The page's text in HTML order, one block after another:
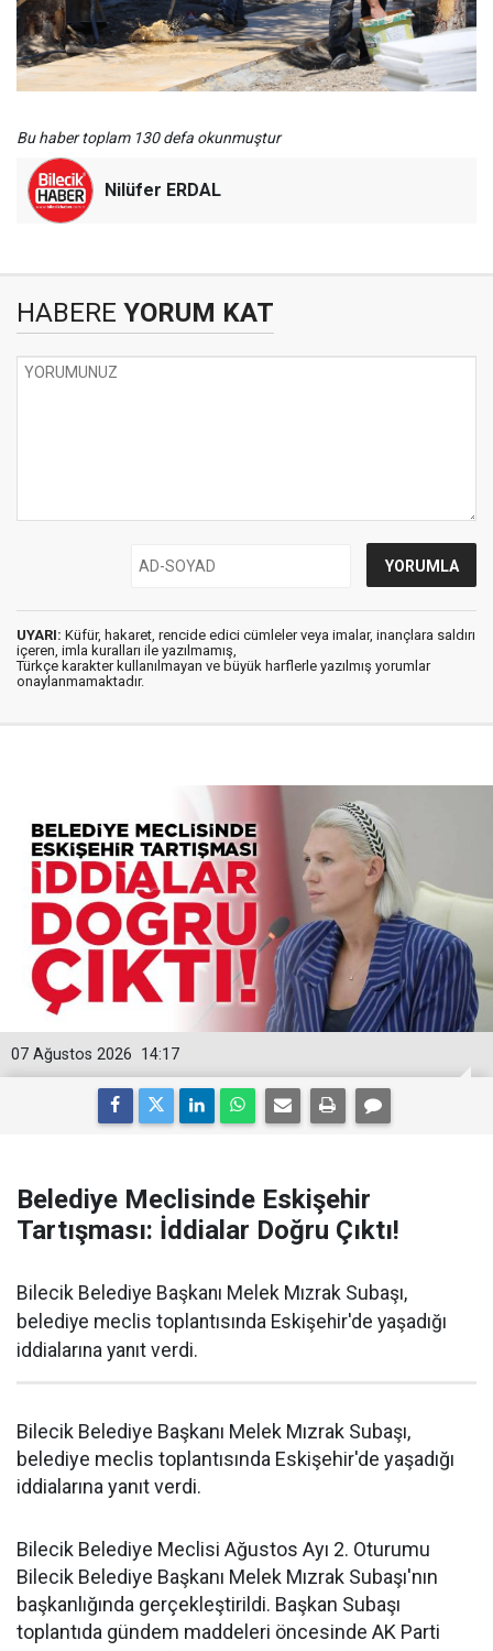
Bu haber toplam 130 defa okunmuştur
Nilüfer ERDAL
HABERE YORUM KAT
UYARI: Küfür, hakaret, rencide edici cümleler veya imalar, inançlara saldırı
içeren, imla kuralları ile yazılmamış,
Türkçe karakter kullanılmayan ve büyük harflerle yazılmış yorumlar
onaylanmamaktadır.
14:17
07 Ağustos 2026
Belediye Meclisinde Eskişehir
Tartışması: İddialar Doğru Çıktı!
Bilecik Belediye Başkanı Melek Mızrak Subaşı,
belediye meclis toplantısında Eskişehir'de yaşadığı
iddialarına yanıt verdi.
Bilecik Belediye Başkanı Melek Mızrak Subaşı,
belediye meclis toplantısında Eskişehir'de yaşadığı
iddialarına yanıt verdi.
Bilecik Belediye Meclisi Ağustos Ayı 2. Oturumu
Bilecik Belediye Başkanı Melek Mızrak Subaşı'nın
başkanlığında gerçekleştirildi. Başkan Subaşı
toplantıda gündem maddeleri öncesinde AK Parti